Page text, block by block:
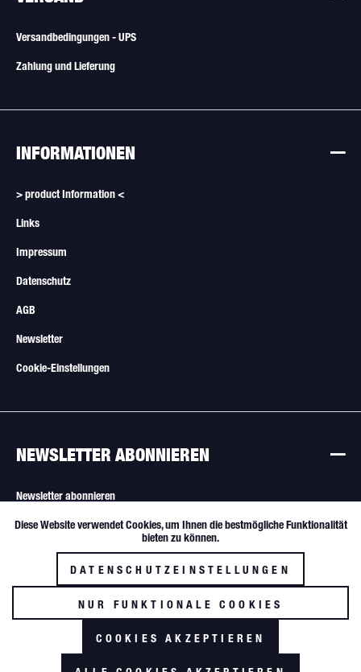
Versandbedingungen - UPS
Zahlung und Lieferung
INFORMATIONEN
> product Information <
Links
Impressum
Datenschutz
AGB
Newsletter
Cookie-Einstellungen
NEWSLETTER ABONNIEREN
Newsletter abonnieren
Alle Angebote sind freibleibend. Verkauf nur an Wiederverkäufer und
gewerbliche Käufer.
Funktionale Aktiv
Inaktiv
Diese Website verwendet Cookies, um Ihnen die bestmögliche Funktionalität
bieten zu können.
DATENSCHUTZEINSTELLUNGEN
NUR FUNKTIONALE COOKIES
AKZEPTIEREN
COOKIES AKZEPTIEREN